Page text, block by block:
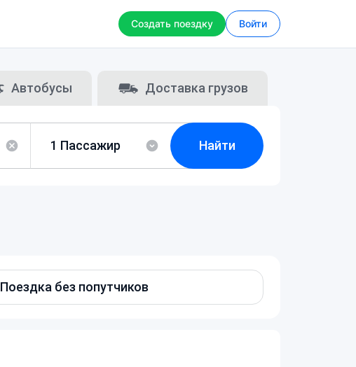
Создать поездку Войти
Автобусы Доставка грузов
Найти
Поездка без попутчиков